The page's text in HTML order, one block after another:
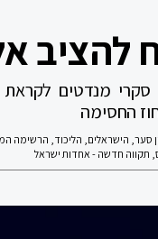
להציב
מנדטים לקראת
החסימה
סער, הישראלים, הליכוד, הרשימה
, תקווה חדשה - אחדות ישראל